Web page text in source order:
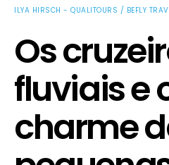
ILYA HIRSCH - QUALITOURS / BEFLY
Os
fluviais e
charme